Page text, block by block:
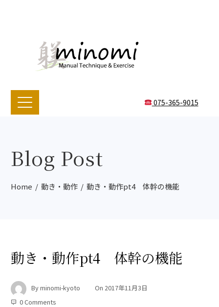
075-365-9015
Blog Post
Home 動き・動作 動き・動作pt4 体幹の機能
動き・動作pt4 体幹の機能
Byminomi-kyoto On 2017年11月3日
0 Comments